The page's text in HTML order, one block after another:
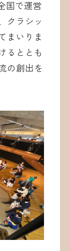
国で運営
クラシッ
まいりま
るととも
の創出を